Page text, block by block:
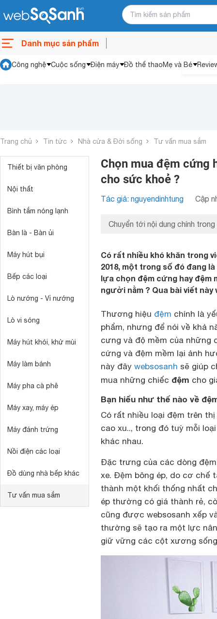
Danh mục sản phẩm
Công nghệ Cuộc sống Điện máy Đồ thể thaoMẹ và Bé
Trang chủ Tin tức Nhà cửa & Đời sống Tư vấn mua sắm
Thiết bị văn phòng
Nội thất
Bình tắm nóng lạnh
Bàn là - Bàn ủi
Máy hút bụi
Bếp các loại
Lò nướng - Vỉ nướng
Lò vi sóng
Máy hút khói, khử mùi
Máy làm bánh
Máy pha cà phê
Máy xay, máy ép
Máy đánh trứng
Nồi điện các loại
Đồ dùng nhà bếp khác
Tư vấn mua sắm
Chọn mua đệm cứng
cho sức khoẻ ?
Tác giả: nguyendinhtung Cập
Chuyển tới nội dung chính trong
Có rất nhiều khó khăn trong
2018, một trong số đó đang
lựa chọn đệm cứng hay đệm
người nằm ? Qua bài viết
Thương hiệu đệm chính là
phẩm, nhưng để nói về khả
cưng và độ mềm của những
cứng và đệm mềm lại ảnh
này đây websosanh sẽ giúp
mua những chiếc đệm cho
Bạn hiểu như thế nào về
Có rất nhiều loại đệm trên
cao xu.., trong đó tuỳ mỗi
khác nhau.
Đặc trưng của các dòng
xe. Đệm bông ép, do cơ chế
thành một khối thống nhất
ép thường có giá thành rẻ,
cũng được websosanh xếp
thường sẽ tạo ra một lực
giữ vững các cột xương